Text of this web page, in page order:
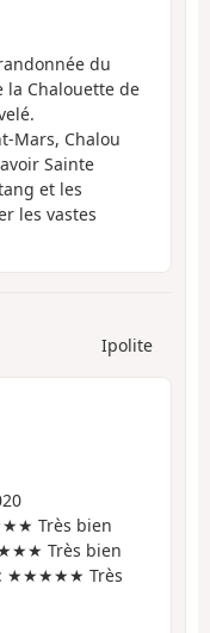
du
la Chalouette de
Mars, Chalou
Sainte
et les
les vastes
Ipolite
Très bien
Très bien
: ★★★★★ Très